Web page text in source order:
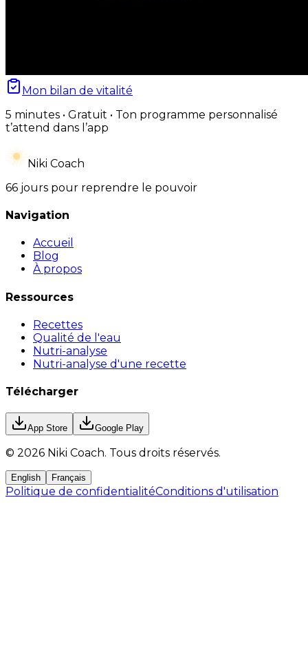
Mon bilan de vitalité
5 minutes • Gratuit • Ton programme personnalisé
t’attend dans l’app
Niki Coach
66 jours pour reprendre le pouvoir
Navigation
Accueil
Blog
À propos
Ressources
Recettes
Qualité de l'eau
Nutri-analyse
Nutri-analyse d'une recette
Télécharger
App Store Google Play
© 2026 Niki Coach. Tous droits réservés.
English Français
Politique de confidentialitéConditions d'utilisation